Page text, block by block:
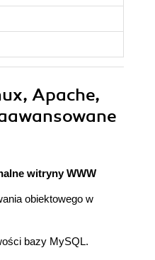
Apache,
witryny WWW
obiektowego w
bazy MySQL.